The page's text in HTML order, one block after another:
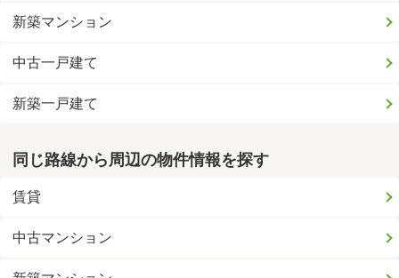
新築マンション
中古一戸建て
新築一戸建て
同じ路線から周辺の物件情報を探す
賃貸
中古マンション